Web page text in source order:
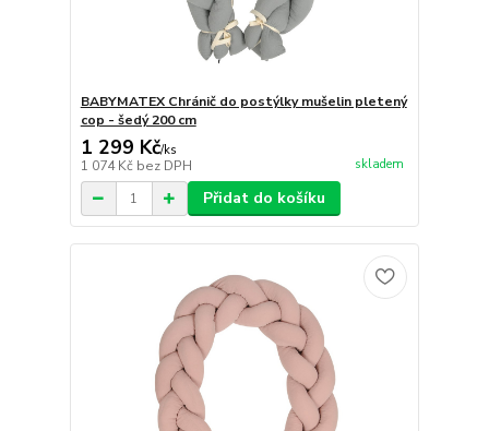
BABYMATEX Chránič do postýlky mušelin pletený
cop - šedý 200 cm
1 299 Kč/ks
1 074 Kč bez DPH skladem
Přidat do košíku